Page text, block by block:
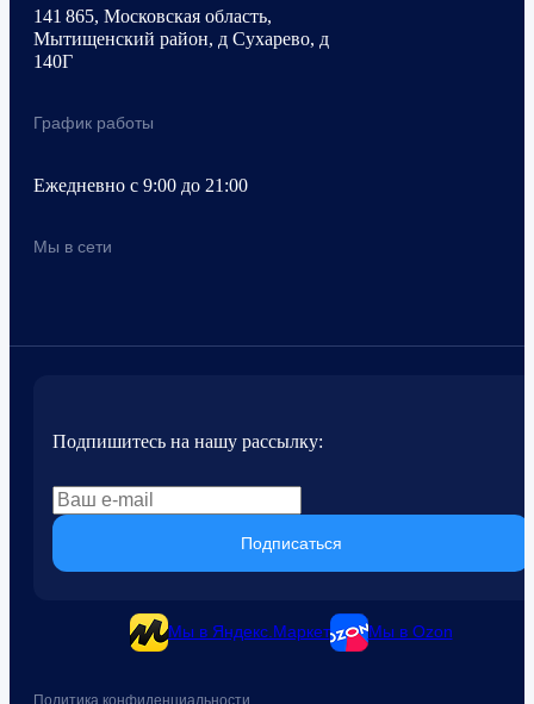
141 865, Московская область,
Мытищенский район, д Сухарево, д
140Г
График работы
Ежедневно с 9:00 до 21:00
Мы в сети
Подпишитесь на нашу рассылку:
Подписаться
Мы в Яндекс.Маркет Мы в Ozon
Политика конфиденциальности